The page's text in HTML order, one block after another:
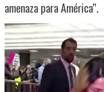
amenaza para América”.